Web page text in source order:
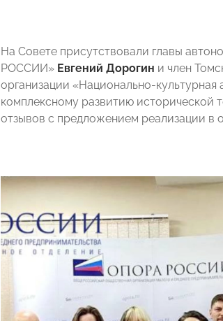
На Совете присутствовали главы
РОССИИ» Евгений Дорогин и член
организации «Национально-культурная
комплексному развитию исторической
отзывов с предложением реализации в